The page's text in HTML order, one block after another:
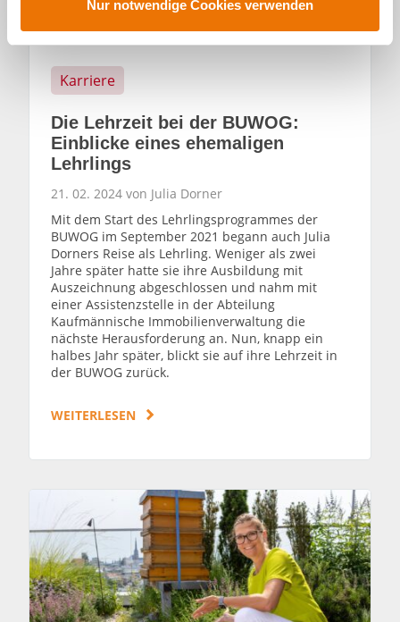
a
Nur notwendige Cookies verwenden
Karriere
Die Lehrzeit bei der BUWOG:
Einblicke eines ehemaligen
Lehrlings
21. 02. 2024 von Julia Dorner
Mit dem Start des Lehrlingsprogrammes der
BUWOG im September 2021 begann auch Julia
Dorners Reise als Lehrling. Weniger als zwei
Jahre später hatte sie ihre Ausbildung mit
Auszeichnung abgeschlossen und nahm mit
einer Assistenzstelle in der Abteilung
Kaufmännische Immobilienverwaltung die
nächste Herausforderung an. Nun, knapp ein
halbes Jahr später, blickt sie auf ihre Lehrzeit in
der BUWOG zurück.
WEITERLESEN